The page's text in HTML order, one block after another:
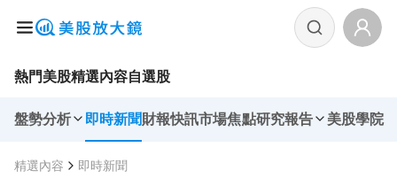
熱門美股精選內容自選股
盤勢分析 即時新聞財報快訊市場焦點研究報告 美股學院
精選內容 即時新聞